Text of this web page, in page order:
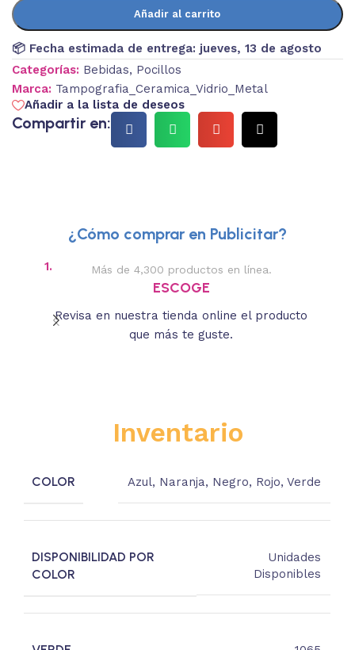
Añadir al carrito
📦 Fecha estimada de entrega: jueves, 13 de agosto
Categorías: Bebidas, Pocillos
Marca: Tampografia_Ceramica_Vidrio_Metal
Añadir a la lista de deseos
Compartir en:
¿Cómo comprar en Publicitar?
1. Más de 4,300 productos en línea.
ESCOGE
Revisa en nuestra tienda online el producto
que más te guste.
Inventario
COLOR Azul, Naranja, Negro, Rojo,Verde
DISPONIBILIDAD POR
COLOR
Unidades
Disponibles